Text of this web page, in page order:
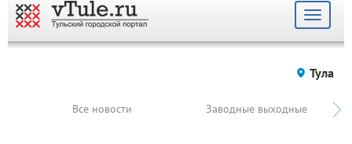
Toggle
Тула
Все новости Заводные выходные